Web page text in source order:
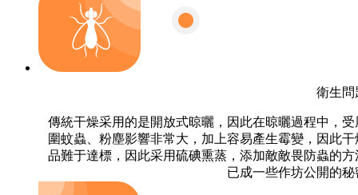
衛生問
傳統干燥采用的是開放式晾曬，因此在晾曬過程中，受
圍蚊蟲、粉塵影響非常大，加上容易產生霉變，因此干
品難于達標，因此采用硫碘熏蒸，添加敵敵畏防蟲的方
已成一些作坊公開的秘